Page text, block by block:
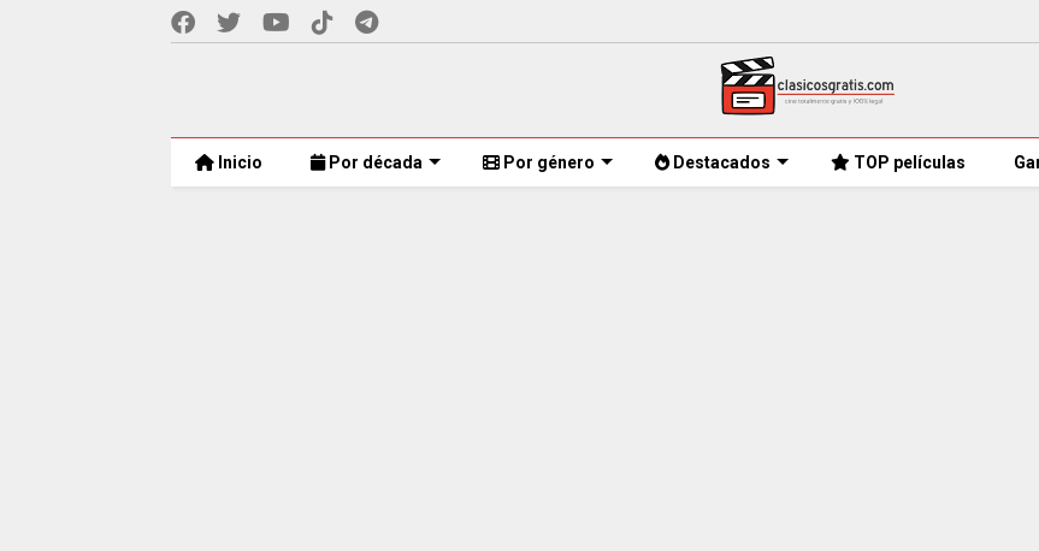
Inicio Por década Por género Destacados TOP películas